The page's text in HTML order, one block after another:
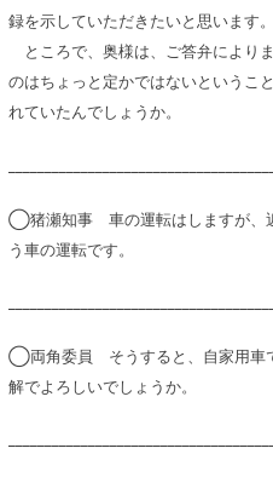
録を示していただきたいと思います。
ところで、奥様は、ご答弁により
のはちょっと定かではないというこ
れていたんでしょうか。
◯猪瀬知事 車の運転はしますが、
う車の運転です。
◯両角委員 そうすると、自家用車
解でよろしいでしょうか。